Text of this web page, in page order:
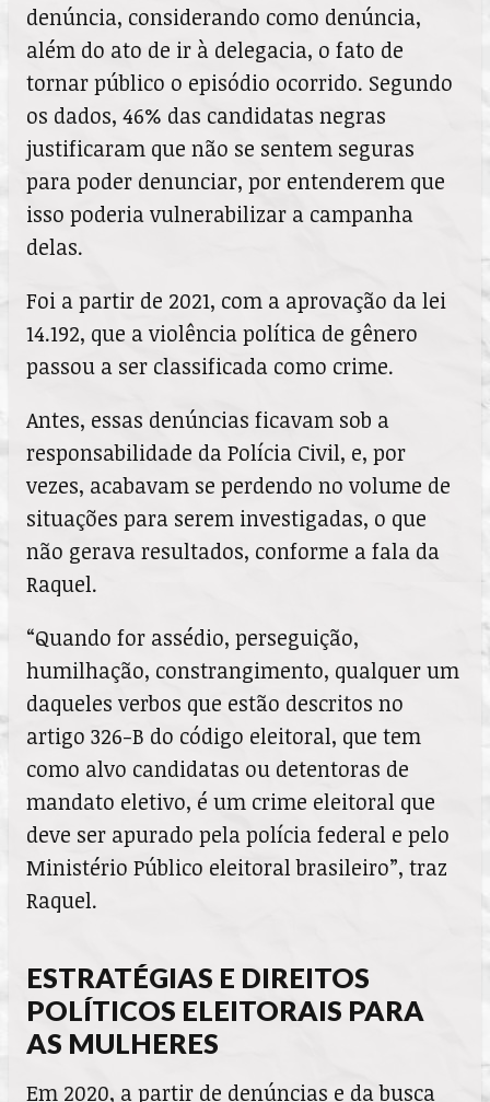
denúncia, considerando como denúncia,
além do ato de ir à delegacia, o fato de
tornar público o episódio ocorrido. Segundo
os dados, 46% das candidatas negras
justificaram que não se sentem seguras
para poder denunciar, por entenderem que
isso poderia vulnerabilizar a campanha
delas.
Foi a partir de 2021, com a aprovação da lei
14.192, que a violência política de gênero
passou a ser classificada como crime.
Antes, essas denúncias ficavam sob a
responsabilidade da Polícia Civil, e, por
vezes, acabavam se perdendo no volume de
situações para serem investigadas, o que
não gerava resultados, conforme a fala da
Raquel.
“Quando for assédio, perseguição,
humilhação, constrangimento, qualquer um
daqueles verbos que estão descritos no
artigo 326-B do código eleitoral, que tem
como alvo candidatas ou detentoras de
mandato eletivo, é um crime eleitoral que
deve ser apurado pela polícia federal e pelo
Ministério Público eleitoral brasileiro”, traz
Raquel.
ESTRATÉGIAS E DIREITOS
POLÍTICOS ELEITORAIS PARA
AS MULHERES
Em 2020, a partir de denúncias e da busca